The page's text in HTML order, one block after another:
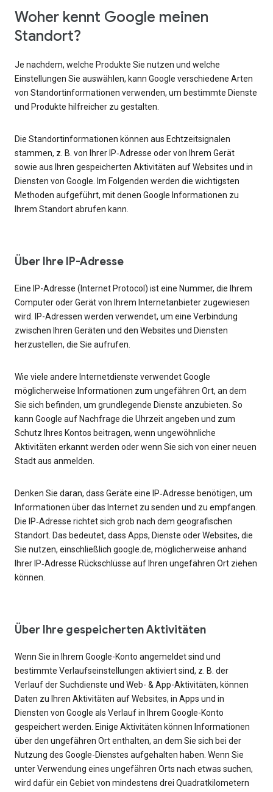
Woher kennt Google meinen
Standort?
Je nachdem, welche Produkte Sie nutzen und welche
Einstellungen Sie auswählen, kann Google verschiedene Arten
von Standortinformationen verwenden, um bestimmte Dienste
und Produkte hilfreicher zu gestalten.
Die Standortinformationen können aus Echtzeitsignalen
stammen, z. B. von Ihrer IP‑Adresse oder von Ihrem Gerät
sowie aus Ihren gespeicherten Aktivitäten auf Websites und in
Diensten von Google. Im Folgenden werden die wichtigsten
Methoden aufgeführt, mit denen Google Informationen zu
Ihrem Standort abrufen kann.
Über Ihre IP-Adresse
Eine IP-Adresse (Internet Protocol) ist eine Nummer, die Ihrem
Computer oder Gerät von Ihrem Internetanbieter zugewiesen
wird. IP-Adressen werden verwendet, um eine Verbindung
zwischen Ihren Geräten und den Websites und Diensten
herzustellen, die Sie aufrufen.
Wie viele andere Internetdienste verwendet Google
möglicherweise Informationen zum ungefähren Ort, an dem
Sie sich befinden, um grundlegende Dienste anzubieten. So
kann Google auf Nachfrage die Uhrzeit angeben und zum
Schutz Ihres Kontos beitragen, wenn ungewöhnliche
Aktivitäten erkannt werden oder wenn Sie sich von einer neuen
Stadt aus anmelden.
Denken Sie daran, dass Geräte eine IP‑Adresse benötigen, um
Informationen über das Internet zu senden und zu empfangen.
Die IP‑Adresse richtet sich grob nach dem geografischen
Standort. Das bedeutet, dass Apps, Dienste oder Websites, die
Sie nutzen, einschließlich google.de, möglicherweise anhand
Ihrer IP‑Adresse Rückschlüsse auf Ihren ungefähren Ort ziehen
können.
Über Ihre gespeicherten Aktivitäten
Wenn Sie in Ihrem Google-Konto angemeldet sind und
bestimmte Verlaufseinstellungen aktiviert sind, z. B. der
Verlauf der Suchdienste und Web- & App-Aktivitäten, können
Daten zu Ihren Aktivitäten auf Websites, in Apps und in
Diensten von Google als Verlauf in Ihrem Google-Konto
gespeichert werden. Einige Aktivitäten können Informationen
über den ungefähren Ort enthalten, an dem Sie sich bei der
Nutzung des Google-Dienstes aufgehalten haben. Wenn Sie
unter Verwendung eines ungefähren Orts nach etwas suchen,
wird dafür ein Gebiet von mindestens drei Quadratkilometern